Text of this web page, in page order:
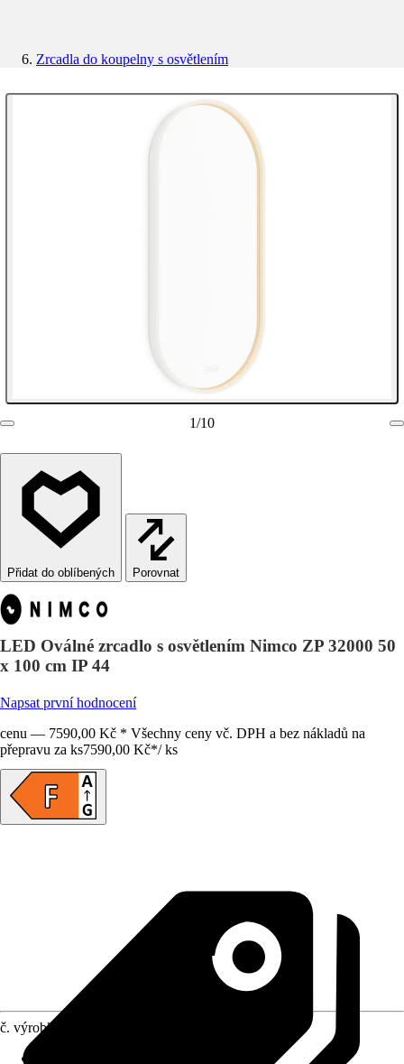
Zrcadla do koupelny s osvětlením
1/10
Porovnat
LED Oválné zrcadlo s osvětlením Nimco ZP 32000 50
x 100 cm IP 44
Napsat první hodnocení
cenu — 7590,00 Kč * Všechny ceny vč. DPH a bez nákladů na
přepravu za ks7590,00 Kč*/ ks
č. výrobku